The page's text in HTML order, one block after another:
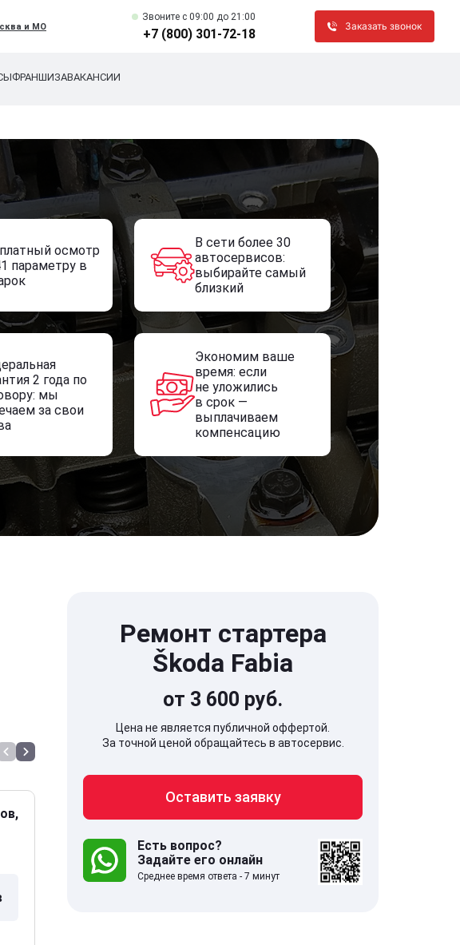
и МО
Звоните c 09:00 до 21:00
+7 (800) 301-72-18
Заказать звонок
ФРАНШИЗАВАКАНСИИ
осмотр
параметру в
В сети более 30
автосервисов:
выбирайте самый
близкий
2 года по
мы
за свои
Экономим ваше
время: если
не уложились
в срок —
выплачиваем
компенсацию
141707, Московская обл,
дом 5
Ремонт стартера
Škoda Fabia
от 3 600 руб.
Цена не является публичной оффертой.
За точной ценой обращайтесь в автосервис.
Оставить заявку
Есть вопрос?
Задайте его онлайн
Среднее время ответа - 7 минут